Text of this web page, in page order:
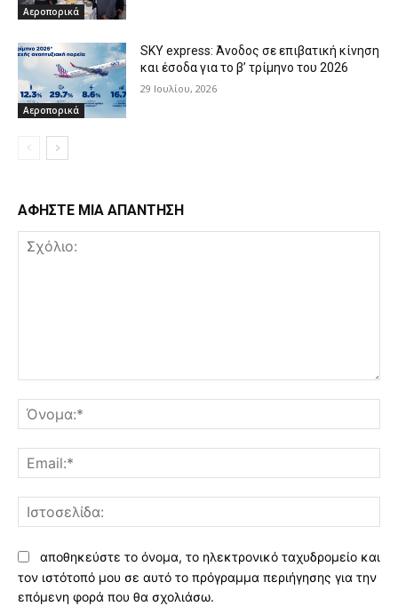
Αεροπορικά
Αεροπορικά
SKY express: Άνοδος σε επιβατική κίνηση
και έσοδα για το β’ τρίμηνο του 2026
29 Ιουλίου, 2026
ΑΦΗΣΤΕ ΜΙΑ ΑΠΑΝΤΗΣΗ
αποθηκεύστε το όνομα, το ηλεκτρονικό ταχυδρομείο και
τον ιστότοπό μου σε αυτό το πρόγραμμα περιήγησης για την
επόμενη φορά που θα σχολιάσω.